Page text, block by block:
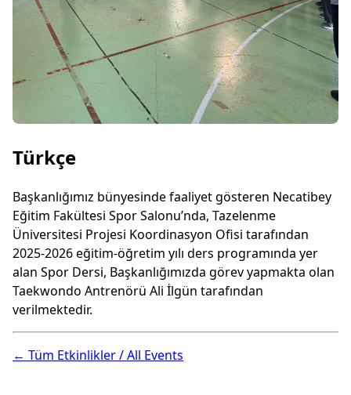
Türkçe
Başkanlığımız bünyesinde faaliyet gösteren Necatibey
Eğitim Fakültesi Spor Salonu’nda, Tazelenme
Üniversitesi Projesi Koordinasyon Ofisi tarafından
2025-2026 eğitim-öğretim yılı ders programında yer
alan Spor Dersi, Başkanlığımızda görev yapmakta olan
Taekwondo Antrenörü Ali İlgün tarafından
verilmektedir.
← Tüm Etkinlikler / All Events